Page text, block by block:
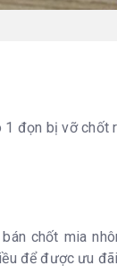
đọn bị vỡ chốt
chốt mia
để được ưu